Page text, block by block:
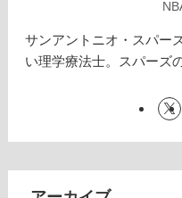
サンアントニオ・スパー
い理学療法士。スパーズ